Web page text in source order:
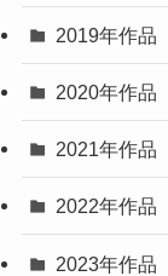
2019年作品
2020年作品
2021年作品
2022年作品
2023年作品